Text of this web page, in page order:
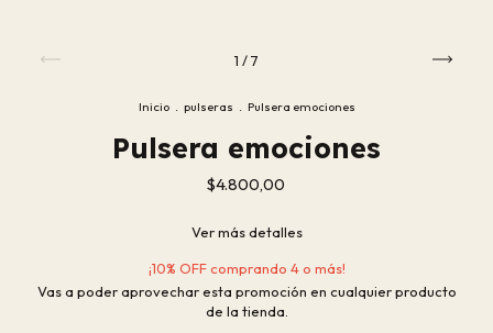
1 /7
Inicio pulseras Pulsera emociones
Pulsera emociones
$4.800,00
Ver más detalles
¡10% OFF comprando 4 o más!
Vas a poder aprovechar esta promoción en cualquier producto
de la tienda.